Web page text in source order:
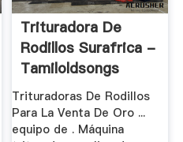
Trituradora De
Rodillos Surafrica -
Tamiloldsongs
Trituradoras De Rodillos
Para La Venta De Oro ...
equipo de . Máquina